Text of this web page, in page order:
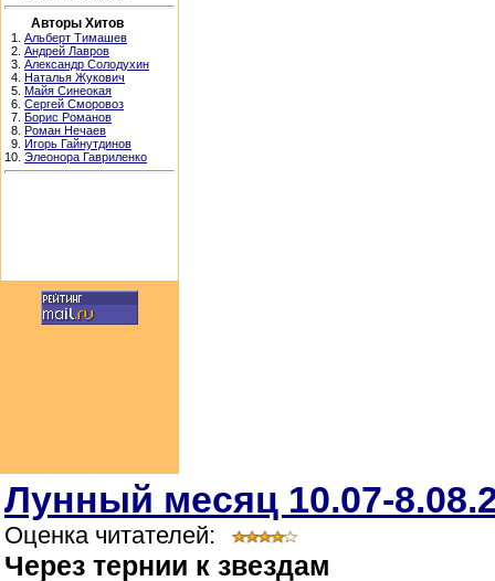
Авторы Хитов
1. Альберт Тимашев
2. Андрей Лавров
3. Александр Солодухин
4. Наталья Жукович
5. Майя Синеокая
6. Сергей Сморовоз
7. Борис Романов
8. Роман Нечаев
9. Игорь Гайнутдинов
10. Элеонора Гавриленко
Лунный месяц 10.07-
Оценка читателей:
Через тернии к звездам